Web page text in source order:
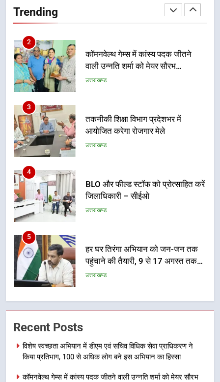
Trending
100 से अधिक लोग बने इस अभियान का
2
कॉमनवेल्थ गेम्स में कांस्य पदक जीतने
वाली उन्नति शर्मा को मेयर सौरभ
उत्तराखण्ड
3
तकनीकी शिक्षा विभाग प्रदेशभर में
आयोजित करेगा रोजगार मेले
उत्तराखण्ड
4
BLO और फील्ड स्टॉफ को प्रोत्साहित करें
जिलाधिकारी – सीईओ
उत्तराखण्ड
5
हर घर तिरंगा अभियान को जन-जन तक
पहुंचाने की तैयारी, 9 से 17 अगस्त तक
होंगे देशभक्ति के विविध कार्यक्रम
उत्तराखण्ड
कावड़ मेले को सकुशल रूप से संपन्न कराने
मुख्यमंत्री ने तीलू रौतेली एवं आंगनबाड़ी
Recent Posts
विशेष स्वच्छता अभियान में डीएम एवं सचिव विधिक सेवा प्राधिकरण ने
किया प्रतिभाग, 100 से अधिक लोग बने इस अभियान का हिस्सा
कॉमनवेल्थ गेम्स में कांस्य पदक जीतने वाली उन्नति शर्मा को मेयर सौरभ